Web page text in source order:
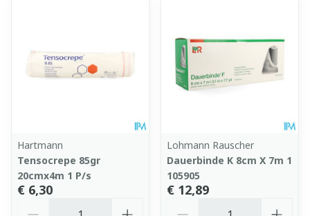
Hartmann
Tensocrepe 85gr
20cmx4m 1 P/s
€ 6,30
Lohmann Rauscher
Dauerbinde K 8cm X 7m 1
105905
€ 12,89